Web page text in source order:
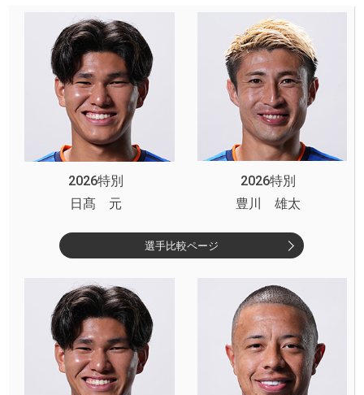
2026特別
2026特別
日髙 元
豊川 雄太
選手比較ページ